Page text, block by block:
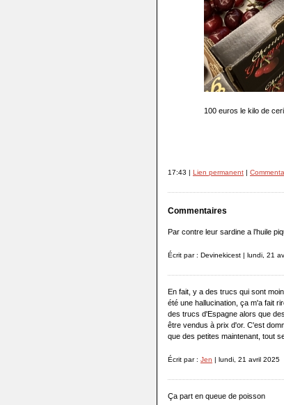
100 euros le kilo de
17:43 | Lien permanent |
Commentaires
Par contre leur sardine a l’huile
Écrit par : Devinekicest | lundi, 21
En fait, y a des trucs qui sont
été une hallucination, ça m'a fait
des trucs d'Espagne alors que
être vendus à prix d'or. C'est
que des petites maintenant, tout
Écrit par : Jen | lundi, 21 avril 2025
Ça part en queue de poisson